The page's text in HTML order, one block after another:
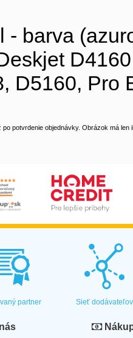
- barva
D5160, Pro
potvrdenie objednávky. Obrázok má len
partner Sieť dodávateľov